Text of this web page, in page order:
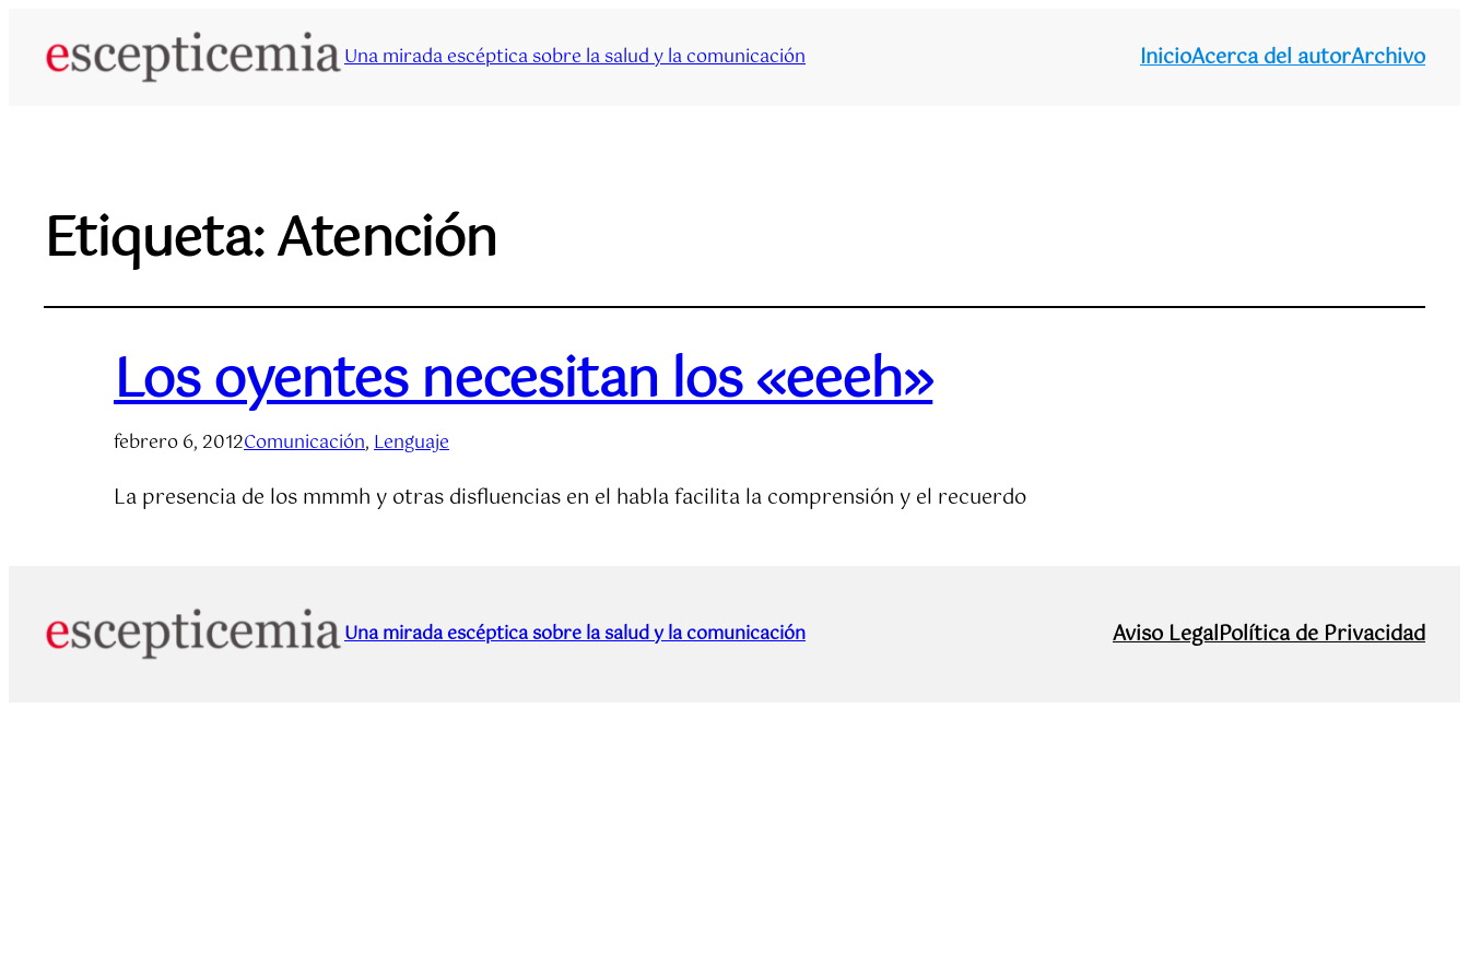
Una mirada escéptica sobre la salud y la comunicación InicioAcerca del autorArchivo
Etiqueta:Atención
Los oyentes necesitan los «eeeh»
febrero 6, 2012Comunicación, Lenguaje
La presencia de los mmmh y otras disfluencias en el habla facilita la comprensión y el recuerdo
Una mirada escéptica sobre la salud y la comunicación Aviso LegalPolítica de Privacidad